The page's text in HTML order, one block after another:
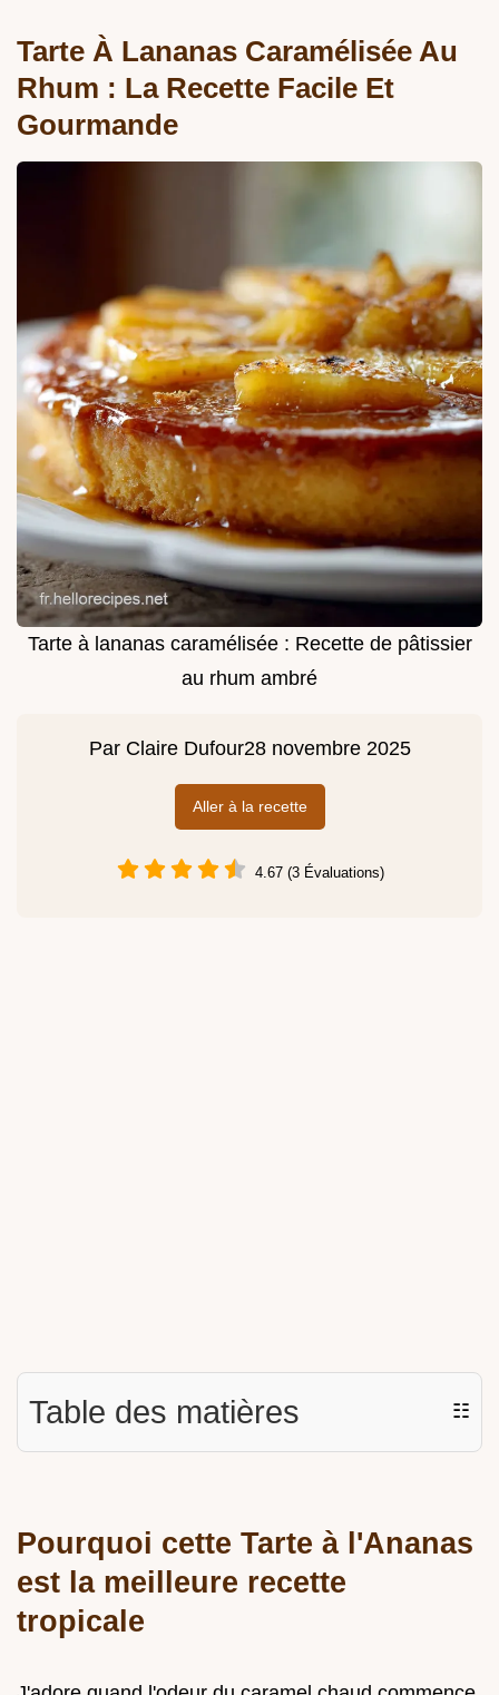
Tarte À Lananas Caramélisée Au
Rhum : La Recette Facile Et
Gourmande
Tarte à lananas caramélisée : Recette de pâtissier
au rhum ambré
Par Claire Dufour28 novembre 2025
Aller à la recette
4.67 (3 Évaluations)
Table des matières ☷
Pourquoi cette Tarte à l'Ananas
est la meilleure recette
tropicale